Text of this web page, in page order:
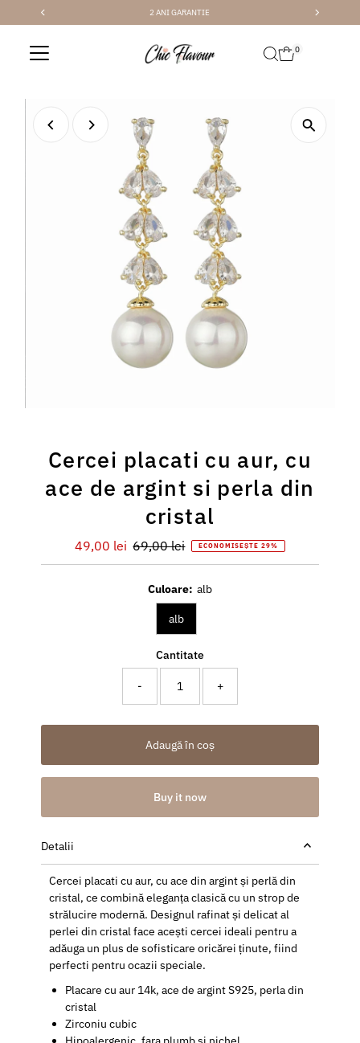
Sari la conținut 2 ANI GARANTIE
0
Cercei placati cu aur, cu
ace de argint si perla din
cristal
Preț
redus
49,00 lei Preț
întreg
69,00 lei ECONOMISEȘTE 29%
Culoare: alb
alb
Cantitate
- +
Adaugă în coș
Buy it now
Detalii
Cercei placati cu aur, cu ace din argint și perlă din
cristal, ce combină eleganța clasică cu un strop de
strălucire modernă. Designul rafinat și delicat al
perlei din cristal face acești cercei ideali pentru a
adăuga un plus de sofisticare oricărei ținute, fiind
perfecti pentru ocazii speciale.
Placare cu aur 14k, ace de argint S925, perla din
cristal
Zirconiu cubic